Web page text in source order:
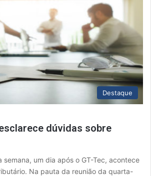
Destaque
dúvidas sobre
semana, um dia após o GT-Tec, acontece
Na pauta da reunião da quarta-